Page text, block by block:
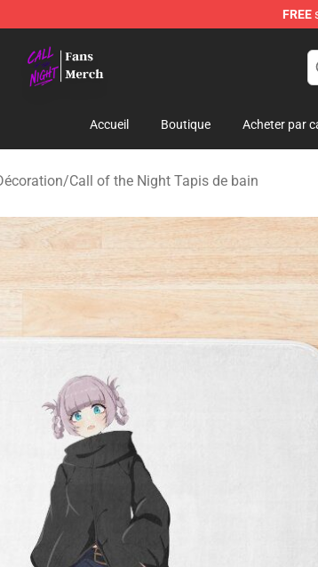
FREE
Accueil Boutique Acheter par
/Call of the Night Tapis de bain